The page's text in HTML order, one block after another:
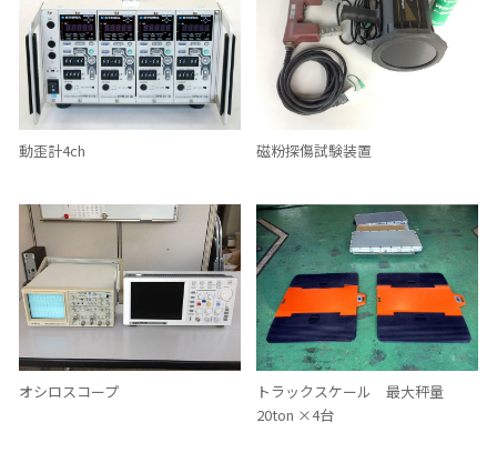
動歪計4ch 磁粉探傷試験装置
オシロスコープ
トラックスケール 最大秤量
20ton ×4台